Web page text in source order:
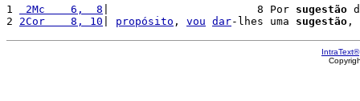
1 2Mc    6,  8 |                       8 Por sugestão
2 2Cor    8, 10 propósito , vou dar-lhes uma sugestão ,
IntraText®